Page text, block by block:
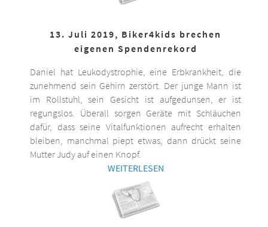
13. Juli 2019, Biker4kids brechen
eigenen Spendenrekord
Daniel hat Leukodystrophie, eine Erbkrankheit, die
zunehmend sein Gehirn zerstört. Der junge Mann ist
im Rollstuhl, sein Gesicht ist aufgedunsen, er ist
regungslos. Überall sorgen Geräte mit Schläuchen
dafür, dass seine Vitalfunktionen aufrecht erhalten
bleiben, manchmal piept etwas, dann drückt seine
Mutter Judy auf einen Knopf.
WEITERLESEN